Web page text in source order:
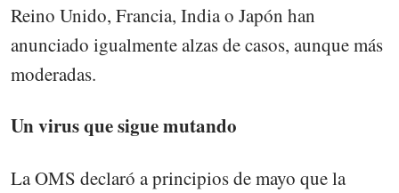
Reino Unido, Francia, India o Japón han
anunciado igualmente alzas de casos, aunque más
moderadas.
Un virus que sigue mutando
La OMS declaró a principios de mayo que la